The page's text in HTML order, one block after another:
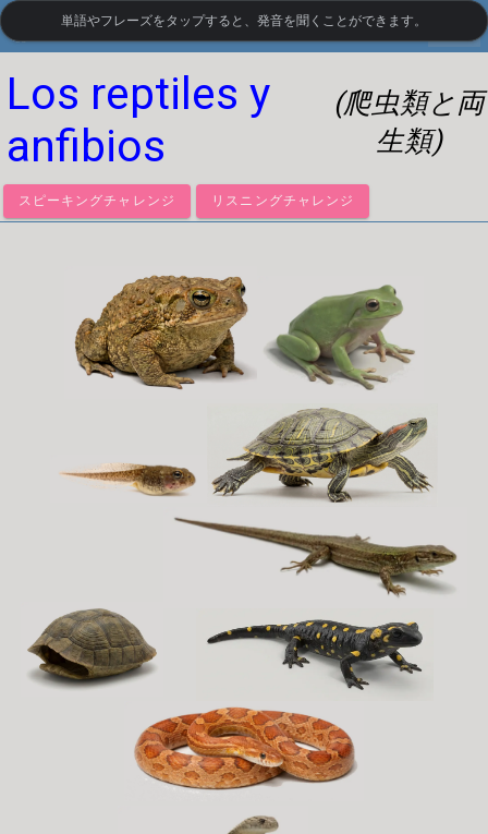
LanguageGuide.org• スペイン語の視覚語彙
Los reptiles y
anfibios
(爬虫類と両
生類)
スピーキングチャレンジ リスニングチャレンジ
単語やフレーズをタップすると、発音を聞くことができます。